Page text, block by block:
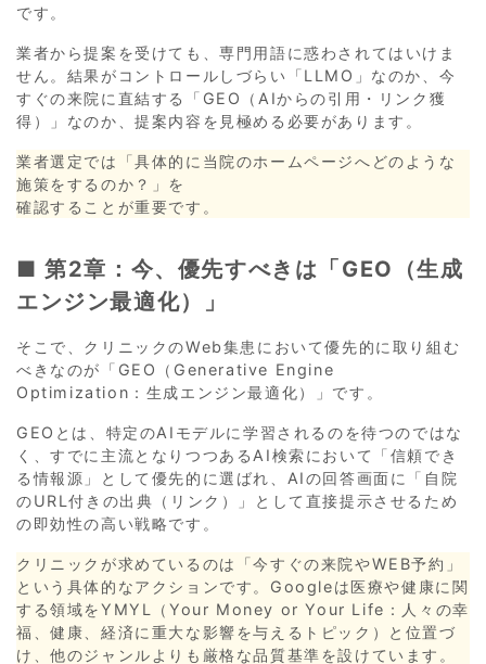
です。
業者から提案を受けても、専門用語に惑わされてはいけま
せん。結果がコントロールしづらい「LLMO」なのか、今
すぐの来院に直結する「GEO（AIからの引用・リンク獲
得）」なのか、提案内容を見極める必要があります。
業者選定では「具体的に当院のホームページへどのような
施策をするのか？」を
確認することが重要です。
■ 第2章：今、優先すべきは「GEO（生成
エンジン最適化）」
そこで、クリニックのWeb集患において優先的に取り組む
べきなのが「GEO（Generative Engine
Optimization：生成エンジン最適化）」です。
GEOとは、特定のAIモデルに学習されるのを待つのではな
く、すでに主流となりつつあるAI検索において「信頼でき
る情報源」として優先的に選ばれ、AIの回答画面に「自院
のURL付きの出典（リンク）」として直接提示させるため
の即効性の高い戦略です。
クリニックが求めているのは「今すぐの来院やWEB予約」
という具体的なアクションです。Googleは医療や健康に関
する領域をYMYL（Your Money or Your Life：人々の幸
福、健康、経済に重大な影響を与えるトピック）と位置づ
け、他のジャンルよりも厳格な品質基準を設けています。